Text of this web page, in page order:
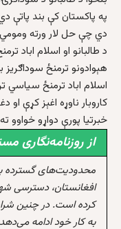
په پاکستان کې بند پاتې
دي چې حل لار ورته
د طالبانو او اسلام اباد
هېوادونو ترمنځ سوداګریز
اسلام اباد ترمنځ سیاسي
کاروبار ناوړه اغېز کړې
خبرتیا پورې دواړو خواوو
از روزنامه‌نگاری
محدودیت‌های گسترده
افغانستان، دسترسی
کرده است. در چنین
به کار خود ادامه